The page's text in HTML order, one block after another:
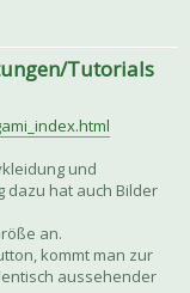
Tutorials
und
dazu hat auch Bilder
an.
kommt man zur
aussehender